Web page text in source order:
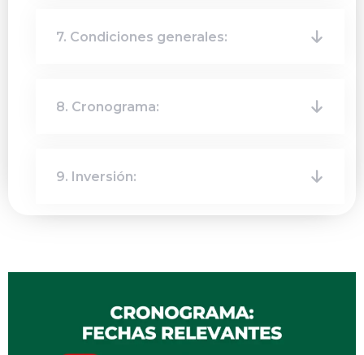
7. Condiciones generales:
8. Cronograma:
9. Inversión: